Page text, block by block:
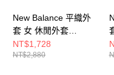
New Balance 平織外
套 女 休閒外套
WJ53517BK-F
NT$1,728
NT$2,880